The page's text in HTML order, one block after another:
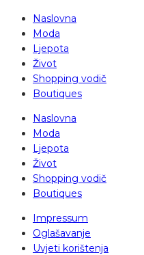
Naslovna
Moda
Ljepota
Život
Shopping vodič
Boutiques
Naslovna
Moda
Ljepota
Život
Shopping vodič
Boutiques
Impressum
Oglašavanje
Uvjeti korištenja